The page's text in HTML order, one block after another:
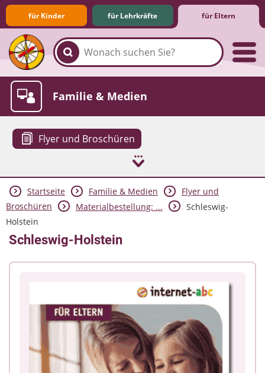
für Kinder für Lehrkräfte für Eltern
Familie & Medien
Flyer und Broschüren
Spieletipps & Lernsoftware
Die Jüngsten im Netz
Lexikon
Aktuelles
Startseite Familie & Medien
Flyer und
Broschüren
Materialbestellung: ...
Schleswig-
Holstein
Schleswig-Holstein